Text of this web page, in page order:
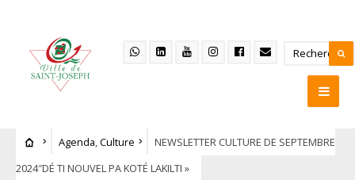
Agenda,Culture
NEWSLETTER CULTURE DE SEPTEMBRE
2024″DÉ TI NOUVEL PA KOTÉ LAKILTI »